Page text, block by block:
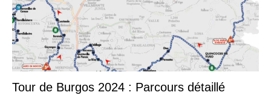
Tour de Burgos 2024 : Parcours détaillé